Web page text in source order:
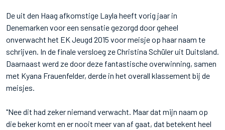
De uit den Haag afkomstige Layla heeft vorig jaar in
Denemarken voor een sensatie gezorgd door geheel
onverwacht het EK Jeugd 2015 voor meisje op haar naam te
schrijven. In de finale versloeg ze Christina Schüler uit Duitsland.
Daarnaast werd ze door deze fantastische overwinning, samen
met Kyana Frauenfelder, derde in het overall klassement bij de
meisjes.
"Nee dit had zeker niemand verwacht. Maar dat mijn naam op
die beker komt en er nooit meer van af gaat, dat betekent heel